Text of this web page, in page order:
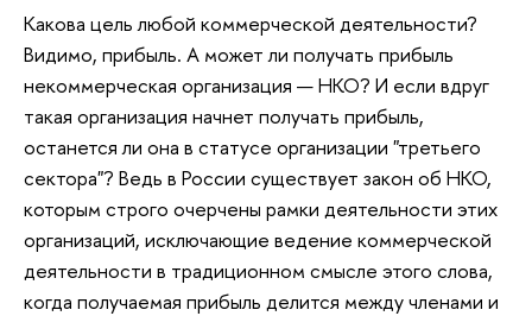
Какова цель любой коммерческой деятельности?
Видимо, прибыль. А может ли получать прибыль
некоммерческая организация — НКО? И если вдруг
такая организация начнет получать прибыль,
останется ли она в статусе организации "третьего
сектора"? Ведь в России существует закон об НКО,
которым строго очерчены рамки деятельности этих
организаций, исключающие ведение коммерческой
деятельности в традиционном смысле этого слова,
когда получаемая прибыль делится между членами и